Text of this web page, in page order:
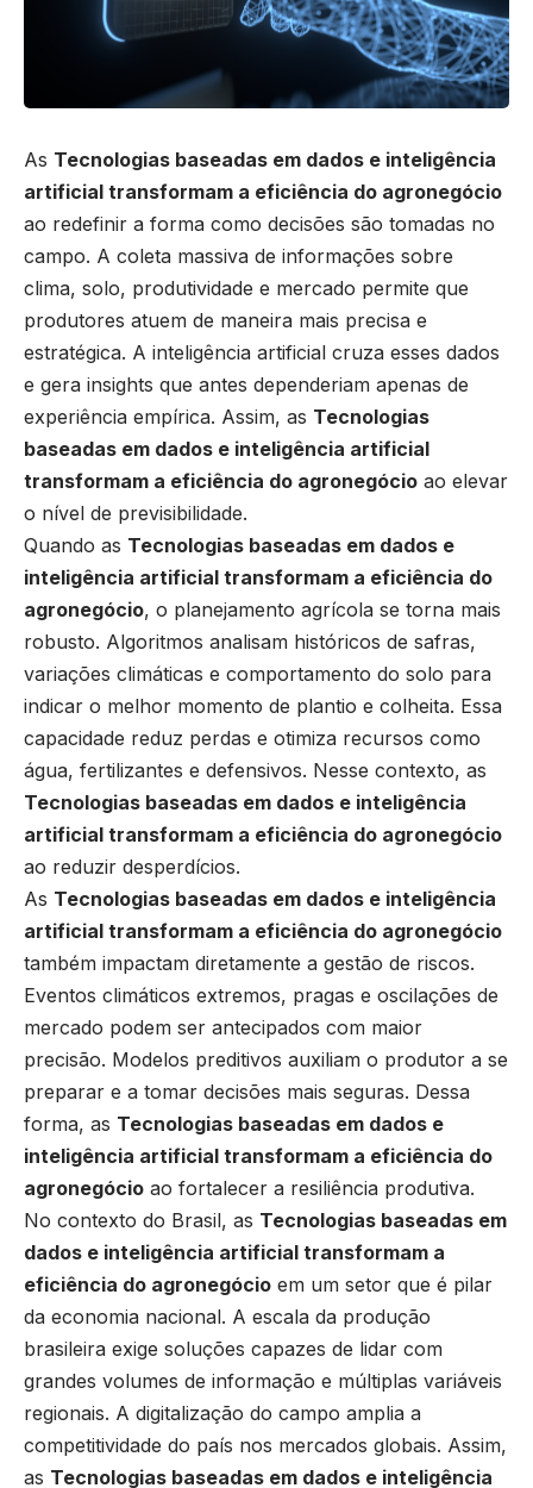
As Tecnologias baseadas em dados e inteligência
artificial transformam a eficiência do agronegócio
ao redefinir a forma como decisões são tomadas no
campo. A coleta massiva de informações sobre
clima, solo, produtividade e mercado permite que
produtores atuem de maneira mais precisa e
estratégica. A inteligência artificial cruza esses dados
e gera insights que antes dependeriam apenas de
experiência empírica. Assim, as Tecnologias
baseadas em dados e inteligência artificial
transformam a eficiência do agronegócio ao elevar
o nível de previsibilidade.
Quando as Tecnologias baseadas em dados e
inteligência artificial transformam a eficiência do
agronegócio, o planejamento agrícola se torna mais
robusto. Algoritmos analisam históricos de safras,
variações climáticas e comportamento do solo para
indicar o melhor momento de plantio e colheita. Essa
capacidade reduz perdas e otimiza recursos como
água, fertilizantes e defensivos. Nesse contexto, as
Tecnologias baseadas em dados e inteligência
artificial transformam a eficiência do agronegócio
ao reduzir desperdícios.
As Tecnologias baseadas em dados e inteligência
artificial transformam a eficiência do agronegócio
também impactam diretamente a gestão de riscos.
Eventos climáticos extremos, pragas e oscilações de
mercado podem ser antecipados com maior
precisão. Modelos preditivos auxiliam o produtor a se
preparar e a tomar decisões mais seguras. Dessa
forma, as Tecnologias baseadas em dados e
inteligência artificial transformam a eficiência do
agronegócio ao fortalecer a resiliência produtiva.
No contexto do Brasil, as Tecnologias baseadas em
dados e inteligência artificial transformam a
eficiência do agronegócio em um setor que é pilar
da economia nacional. A escala da produção
brasileira exige soluções capazes de lidar com
grandes volumes de informação e múltiplas variáveis
regionais. A digitalização do campo amplia a
competitividade do país nos mercados globais. Assim,
as Tecnologias baseadas em dados e inteligência